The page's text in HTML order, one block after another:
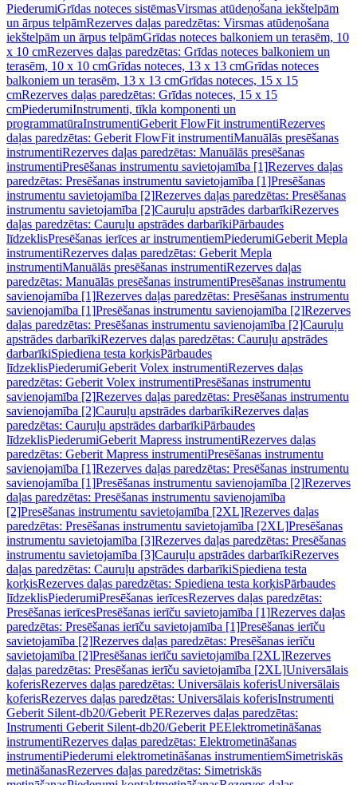
PiederumiGrīdas noteces sistēmasVirsmas atūdeņošana iekštelpām
un ārpus telpāmRezerves daļas paredzētas: Virsmas atūdeņošana
iekštelpām un ārpus telpāmGrīdas noteces balkoniem un terasēm, 10
x 10 cmRezerves daļas paredzētas: Grīdas noteces balkoniem un
terasēm, 10 x 10 cmGrīdas noteces, 13 x 13 cmGrīdas noteces
balkoniem un terasēm, 13 x 13 cmGrīdas noteces, 15 x 15
cmRezerves daļas paredzētas: Grīdas noteces, 15 x 15
cmPiederumiInstrumenti, tīkla komponenti un
programmatūraInstrumentiGeberit FlowFit instrumentiRezerves
daļas paredzētas: Geberit FlowFit instrumentiManuālās presēšanas
instrumentiRezerves daļas paredzētas: Manuālās presēšanas
instrumentiPresēšanas instrumentu savietojamība [1]Rezerves daļas
paredzētas: Presēšanas instrumentu savietojamība [1]Presēšanas
instrumentu savietojamība [2]Rezerves daļas paredzētas: Presēšanas
instrumentu savietojamība [2]Cauruļu apstrādes darbarīkiRezerves
daļas paredzētas: Cauruļu apstrādes darbarīkiPārbaudes
līdzeklisPresēšanas ierīces ar instrumentiemPiederumiGeberit Mepla
instrumentiRezerves daļas paredzētas: Geberit Mepla
instrumentiManuālās presēšanas instrumentiRezerves daļas
paredzētas: Manuālās presēšanas instrumentiPresēšanas instrumentu
savienojamība [1]Rezerves daļas paredzētas: Presēšanas instrumentu
savienojamība [1]Presēšanas instrumentu savienojamība [2]Rezerves
daļas paredzētas: Presēšanas instrumentu savienojamība [2]Cauruļu
apstrādes darbarīkiRezerves daļas paredzētas: Cauruļu apstrādes
darbarīkiSpiediena testa korķisPārbaudes
līdzeklisPiederumiGeberit Volex instrumentiRezerves daļas
paredzētas: Geberit Volex instrumentiPresēšanas instrumentu
savienojamība [2]Rezerves daļas paredzētas: Presēšanas instrumentu
savienojamība [2]Cauruļu apstrādes darbarīkiRezerves daļas
paredzētas: Cauruļu apstrādes darbarīkiPārbaudes
līdzeklisPiederumiGeberit Mapress instrumentiRezerves daļas
paredzētas: Geberit Mapress instrumentiPresēšanas instrumentu
savienojamība [1]Rezerves daļas paredzētas: Presēšanas instrumentu
savienojamība [1]Presēšanas instrumentu savienojamība [2]Rezerves
daļas paredzētas: Presēšanas instrumentu savienojamība
[2]Presēšanas instrumentu savietojamība [2XL]Rezerves daļas
paredzētas: Presēšanas instrumentu savietojamība [2XL]Presēšanas
instrumentu savietojamība [3]Rezerves daļas paredzētas: Presēšanas
instrumentu savietojamība [3]Cauruļu apstrādes darbarīkiRezerves
daļas paredzētas: Cauruļu apstrādes darbarīkiSpiediena testa
korķisRezerves daļas paredzētas: Spiediena testa korķisPārbaudes
līdzeklisPiederumiPresēšanas ierīcesRezerves daļas paredzētas:
Presēšanas ierīcesPresēšanas ierīču savietojamība [1]Rezerves daļas
paredzētas: Presēšanas ierīču savietojamība [1]Presēšanas ierīču
savietojamība [2]Rezerves daļas paredzētas: Presēšanas ierīču
savietojamība [2]Presēšanas ierīču savietojamība [2XL]Rezerves
daļas paredzētas: Presēšanas ierīču savietojamība [2XL]Universālais
koferisRezerves daļas paredzētas: Universālais koferisUniversālais
koferisRezerves daļas paredzētas: Universālais koferisInstrumenti
Geberit Silent-db20/Geberit PERezerves daļas paredzētas:
Instrumenti Geberit Silent-db20/Geberit PEElektrometināšanas
instrumentiRezerves daļas paredzētas: Elektrometināšanas
instrumentiPiederumi elektrometināšanas instrumentiemSimetriskās
metināšanasRezerves daļas paredzētas: Simetriskās